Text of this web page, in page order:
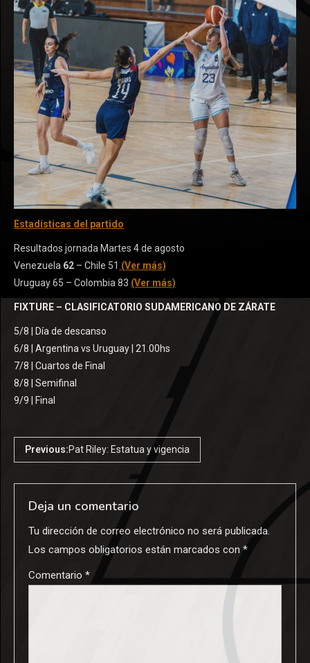
Estadisticas del partido
Resultados jornada Martes 4 de agosto
Venezuela 62 – Chile 51 (Ver más)
Uruguay 65 – Colombia 83 (Ver más)
FIXTURE – CLASIFICATORIO SUDAMERICANO DE ZÁRATE
5/8 | Día de descanso
6/8 | Argentina vs Uruguay | 21.00hs
7/8 | Cuartos de Final
8/8 | Semifinal
9/9 | Final
Previous:Pat Riley: Estatua y vigencia
Deja un comentario
Tu dirección de correo electrónico no será publicada.
Los campos obligatorios están marcados con *
Comentario *